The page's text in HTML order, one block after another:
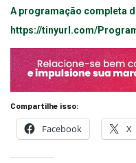
A programação completa
https://tinyurl.com/
Compartilhe isso:
Facebook X